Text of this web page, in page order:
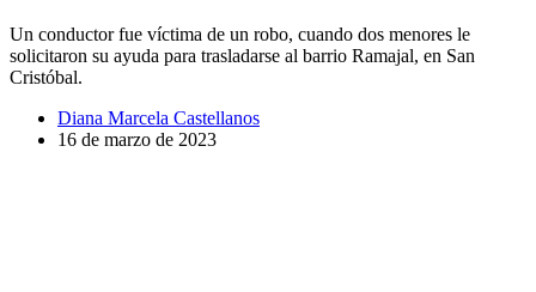
Un conductor fue víctima de un robo, cuando dos menores le
solicitaron su ayuda para trasladarse al barrio Ramajal, en San
Cristóbal.
Diana Marcela Castellanos
16 de marzo de 2023